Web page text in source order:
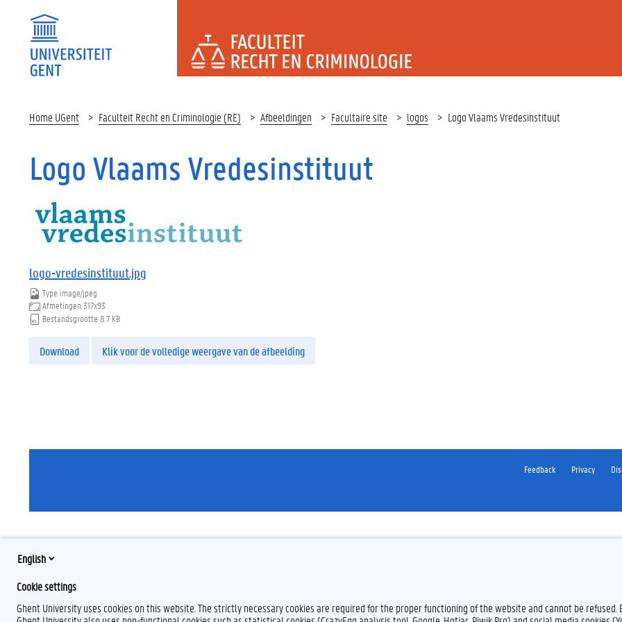
FACULTEIT RECHT EN CRIMINOLOGIE
Home UGent Faculteit Recht en Criminologie (RE) Afbeeldingen Facultaire site logos Logo Vlaams Vredesinstituut
Logo Vlaams Vredesinstituut
logo-vredesinstituut.jpg
Type image/jpeg
Afmetingen 317x93
Bestandsgrootte 8.7 KB
Download Klik voor de volledige weergave van de afbeelding
Feedback Privacy
English
Cookie settings
Ghent University uses cookies on this website. The strictly necessary cookies are required for the proper functioning of the website and cannot be refused.